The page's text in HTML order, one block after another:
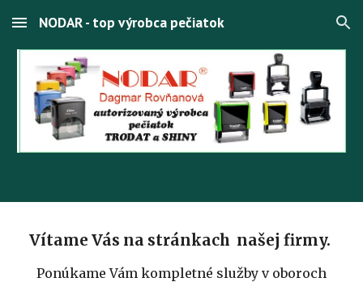
Skip to main content Skip to navigation
NODAR - top výrobca pečiatok
Vítame Vás na stránkach našej firmy.
Ponúkame Vám kompletné služby v oboroch